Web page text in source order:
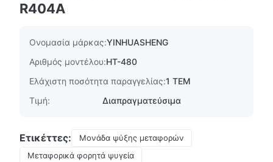
R404A
Ονομασία μάρκας:YINHUASHENG
Αριθμός μοντέλου:HT-480
Ελάχιστη ποσότητα παραγγελίας:1 ΤΕΜ
Τιμή:
Διαπραγματεύσιμα
Ετικέττες:
Μονάδα ψύξης μεταφορών
Μεταφορικά φορητά ψυγεία